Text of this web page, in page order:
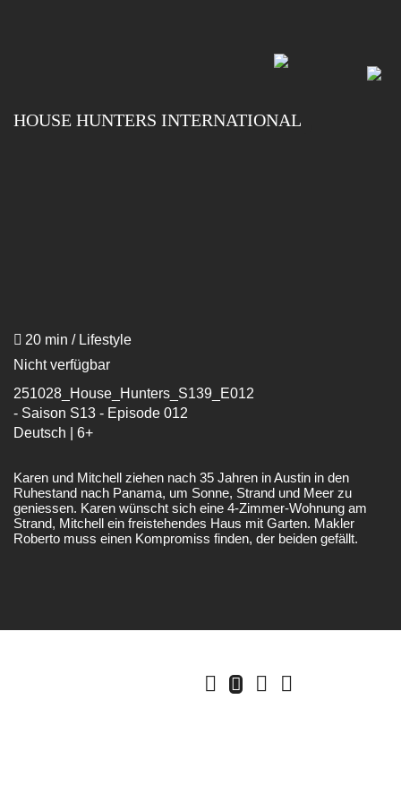
HOUSE HUNTERS INTERNATIONAL
20 min / Lifestyle
Nicht verfügbar
251028_House_Hunters_S139_E012
- Saison S13 - Episode 012
Deutsch | 6+
Karen und Mitchell ziehen nach 35 Jahren in Austin in den
Ruhestand nach Panama, um Sonne, Strand und Meer zu
geniessen. Karen wünscht sich eine 4-Zimmer-Wohnung am
Strand, Mitchell ein freistehendes Haus mit Garten. Makler
Roberto muss einen Kompromiss finden, der beiden gefällt.